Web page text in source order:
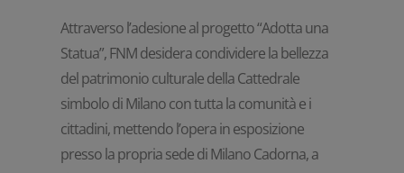
Attraverso l’adesione al progetto “Adotta una
Statua”, FNM desidera condividere la bellezza
del patrimonio culturale della Cattedrale
simbolo di Milano con tutta la comunità e i
cittadini, mettendo l’opera in esposizione
presso la propria sede di Milano Cadorna, a